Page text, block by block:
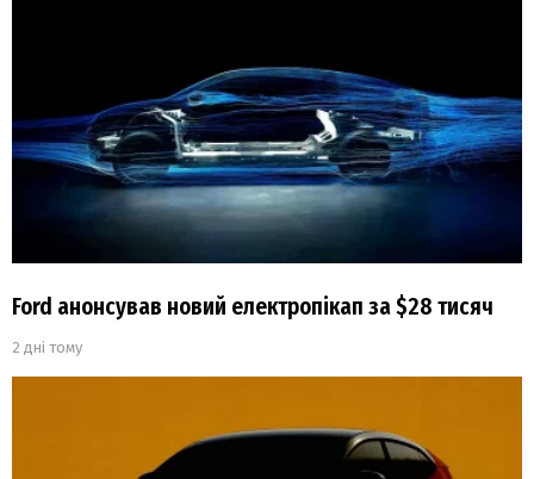
Ford анонсував новий електропікап за $28 тисяч
2 дні тому